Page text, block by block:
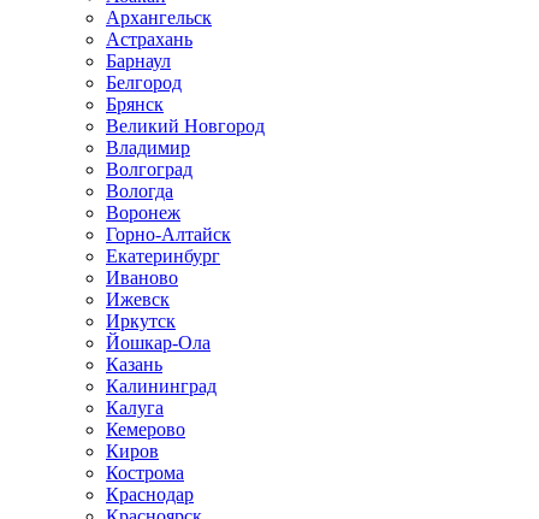
Архангельск
Астрахань
Барнаул
Белгород
Брянск
Великий Новгород
Владимир
Волгоград
Вологда
Воронеж
Горно-Алтайск
Екатеринбург
Иваново
Ижевск
Иркутск
Йошкар-Ола
Казань
Калининград
Калуга
Кемерово
Киров
Кострома
Краснодар